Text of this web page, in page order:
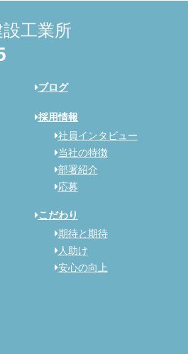
工業所
ブログ
採用情報
社員インタビュー
当社の特徴
部署紹介
応募
こだわり
期待と期待
人助け
安心の向上